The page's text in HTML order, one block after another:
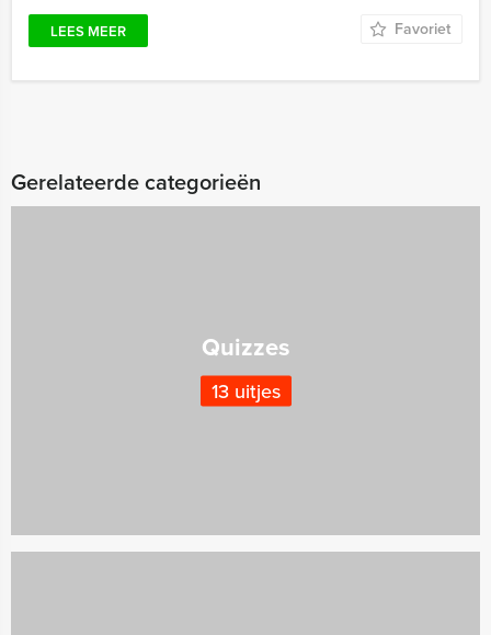
LEES MEER Favoriet
Gerelateerde categorieën
Quizzes
13 uitjes